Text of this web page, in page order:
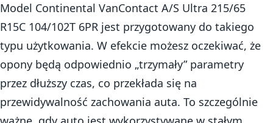
Model Continental VanContact A/S Ultra 215/65
R15C 104/102T 6PR jest przygotowany do takiego
typu użytkowania. W efekcie możesz oczekiwać, że
opony będą odpowiednio „trzymały” parametry
przez dłuższy czas, co przekłada się na
przewidywalność zachowania auta. To szczególnie